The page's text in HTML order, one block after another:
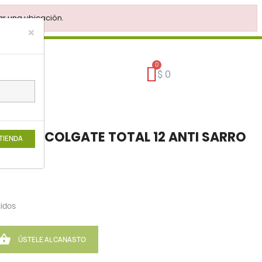
una ubicación.
×
$ 0
COLGATE TOTAL 12 ANTI SARRO
ÚSTELE AL CANASTO